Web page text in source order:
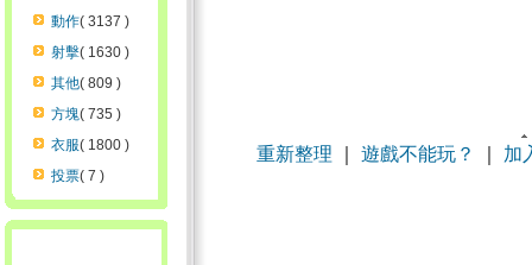
動作( 3137 )
射擊( 1630 )
其他( 809 )
方塊( 735 )
衣服( 1800 )
投票( 7 )
重新整理 遊戲不能玩？ 加